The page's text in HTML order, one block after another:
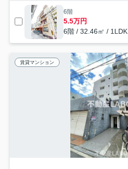
6階
5.5万円
6階 / 32.46㎡ / 1LDK
賃貸マンション